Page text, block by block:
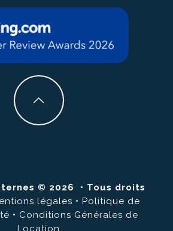
© 2026 • Tous droits
légales • Politique de
• Conditions Générales de
Location